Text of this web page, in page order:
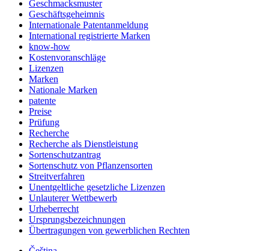
Geschmacksmuster
Geschäftsgeheimnis
Internationale Patentanmeldung
International registrierte Marken
know-how
Kostenvoranschläge
Lizenzen
Marken
Nationale Marken
patente
Preise
Prüfung
Recherche
Recherche als Dienstleistung
Sortenschutzantrag
Sortenschutz von Pflanzensorten
Streitverfahren
Unentgeltliche gesetzliche Lizenzen
Unlauterer Wettbewerb
Urheberrecht
Ursprungsbezeichnungen
Übertragungen von gewerblichen Rechten